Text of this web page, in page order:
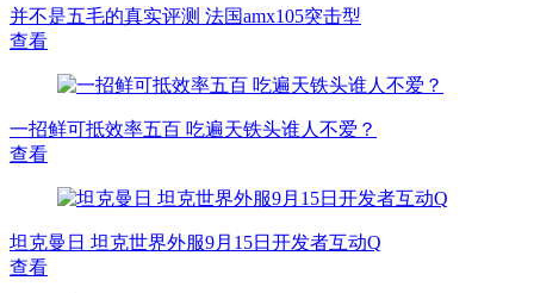
并不是五毛的真实评测 法国amx105突击型
查看
一招鲜可抵效率五百 吃遍天铁头谁人不爱？
查看
坦克曼日 坦克世界外服9月15日开发者互动Q
查看